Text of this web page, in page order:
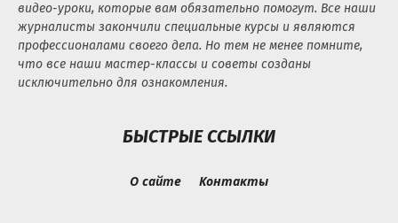
видео-уроки, которые вам обязательно помогут. Все наши
журналисты закончили специальные курсы и являются
профессионалами своего дела. Но тем не менее помните,
что все наши мастер-классы и советы созданы
исключительно для ознакомления.
БЫСТРЫЕ ССЫЛКИ
О сайте Контакты